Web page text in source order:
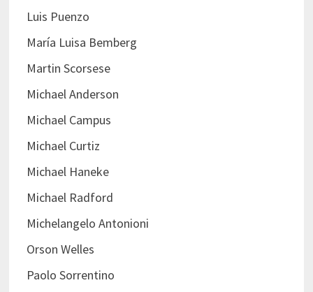
Luis Puenzo
María Luisa Bemberg
Martin Scorsese
Michael Anderson
Michael Campus
Michael Curtiz
Michael Haneke
Michael Radford
Michelangelo Antonioni
Orson Welles
Paolo Sorrentino